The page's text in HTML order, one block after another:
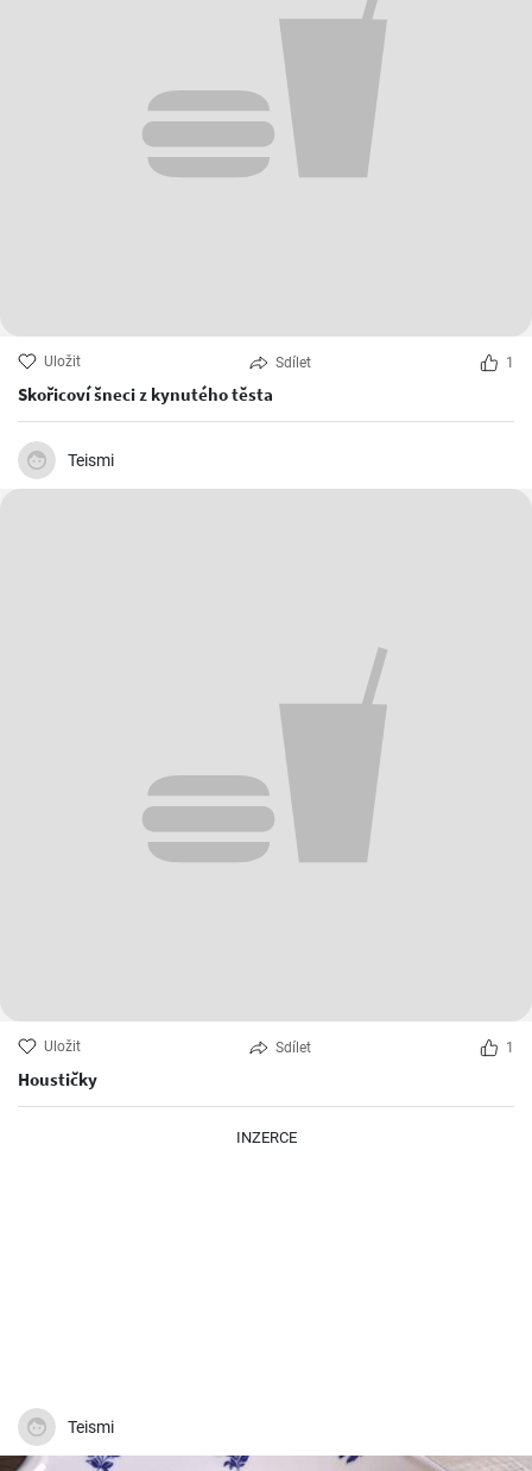
Uložit Sdílet 1
Skořicoví šneci z kynutého těsta
Teismi
Uložit Sdílet 1
Houstičky
INZERCE
Teismi